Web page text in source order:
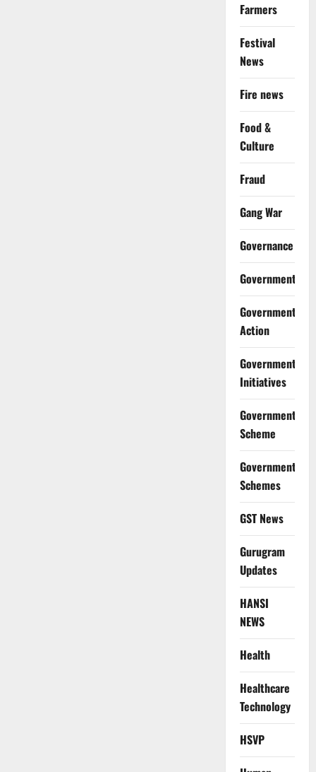
Farmers
Festival
News
Fire news
Food &
Culture
Fraud
Gang War
Governance
Government
Government
Action
Government
Initiatives
Government
Scheme
Government
Schemes
GST News
Gurugram
Updates
HANSI
NEWS
Health
Healthcare
Technology
HSVP